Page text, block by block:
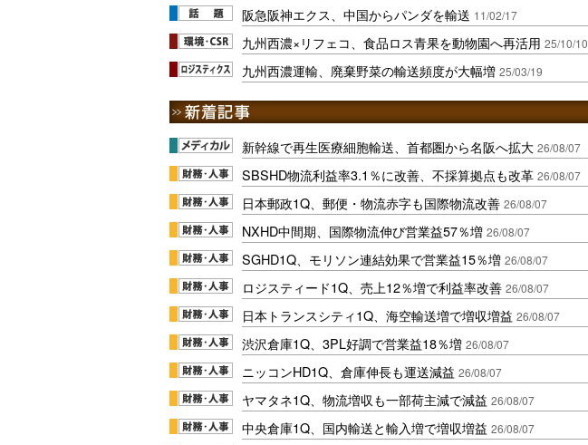
阪急阪神エクス、中国からパンダを輸送 11/02/17
九州西濃×リフェコ、食品ロス青果を動物園へ再活用 25/10/10
九州西濃運輸、廃棄野菜の輸送頻度が大幅増 25/03/19
新幹線で再生医療細胞輸送、首都圏から名阪へ拡大 26/08/07
SBSHD物流利益率3.1％に改善、不採算拠点も改革 26/08/07
日本郵政1Q、郵便・物流赤字も国際物流改善 26/08/07
NXHD中間期、国際物流伸び営業益57％増 26/08/07
SGHD1Q、モリソン連結効果で営業益15％増 26/08/07
ロジスティード1Q、売上12％増で利益率改善 26/08/07
日本トランスシティ1Q、海空輸送増で増収増益 26/08/07
渋沢倉庫1Q、3PL好調で営業益18％増 26/08/07
ニッコンHD1Q、倉庫伸長も運送減益 26/08/07
ヤマタネ1Q、物流増収も一部荷主減で減益 26/08/07
中央倉庫1Q、国内輸送と輸入増で増収増益 26/08/07